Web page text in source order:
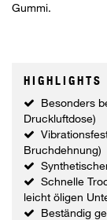
Gummi.
HIGHLIGHTS
Besonders
Druckluftdose)
Bruchdehnung)
Schnelle
leicht öligen
Beständig